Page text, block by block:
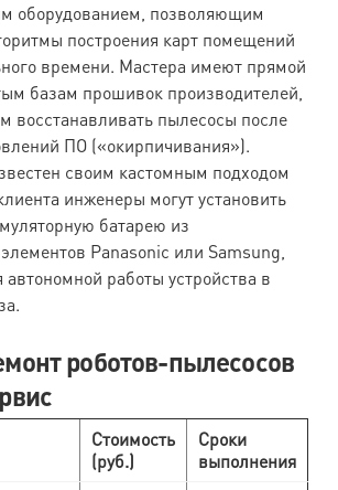
оборудованием, позволяющим
построения карт помещений
времени. Мастера имеют прямой
базам прошивок производителей,
восстанавливать пылесосы после
ПО («окирпичивания»).
своим кастомным подходом
инженеры могут установить
батарею из
Panasonic или Samsung,
работы устройства в
роботов-пылесосов
Стоимость
(руб.)
Сроки
выполнения